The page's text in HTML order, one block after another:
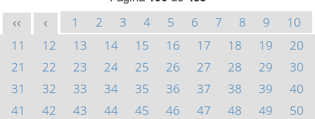
<< < 1 2 3 4 5 6 7 8 9
10
11
12 13 14 15 16 17 18 19
20
21
22 23 24 25 26 27 28 29
30
31
32 33 34 35 36 37 38 39
40
41
42 43 44 45 46 47 48 49
50